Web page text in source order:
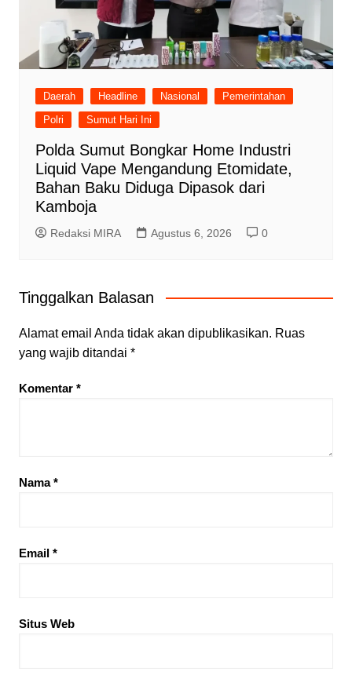
Daerah Headline Nasional
Pemerintahan
Polri
Sumut Hari Ini
Polda Sumut Bongkar Home Industri
Liquid Vape Mengandung Etomidate,
Bahan Baku Diduga Dipasok dari
Kamboja
Redaksi MIRA Agustus 6, 2026 0
Tinggalkan Balasan
Alamat email Anda tidak akan dipublikasikan. Ruas
yang wajib ditandai *
Komentar *
Nama*
Email *
Situs Web